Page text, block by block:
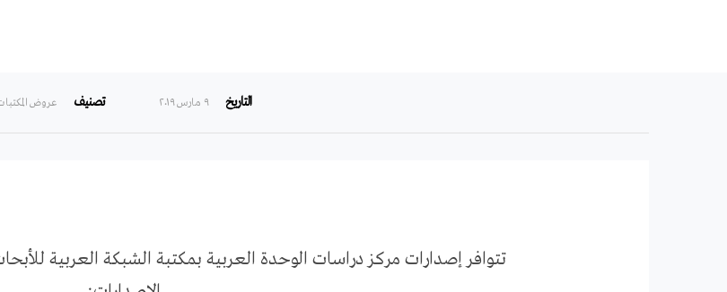
التاريخ ۹ مارس ۲۰۱۹ تصنيف عروض
تتوافر إصدارات مركز دراسات الوحدة العربية بمكتبة الشبكة العربية